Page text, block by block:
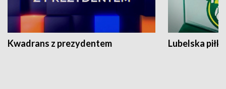
Kwadrans z prezydentem Lubelska piłka